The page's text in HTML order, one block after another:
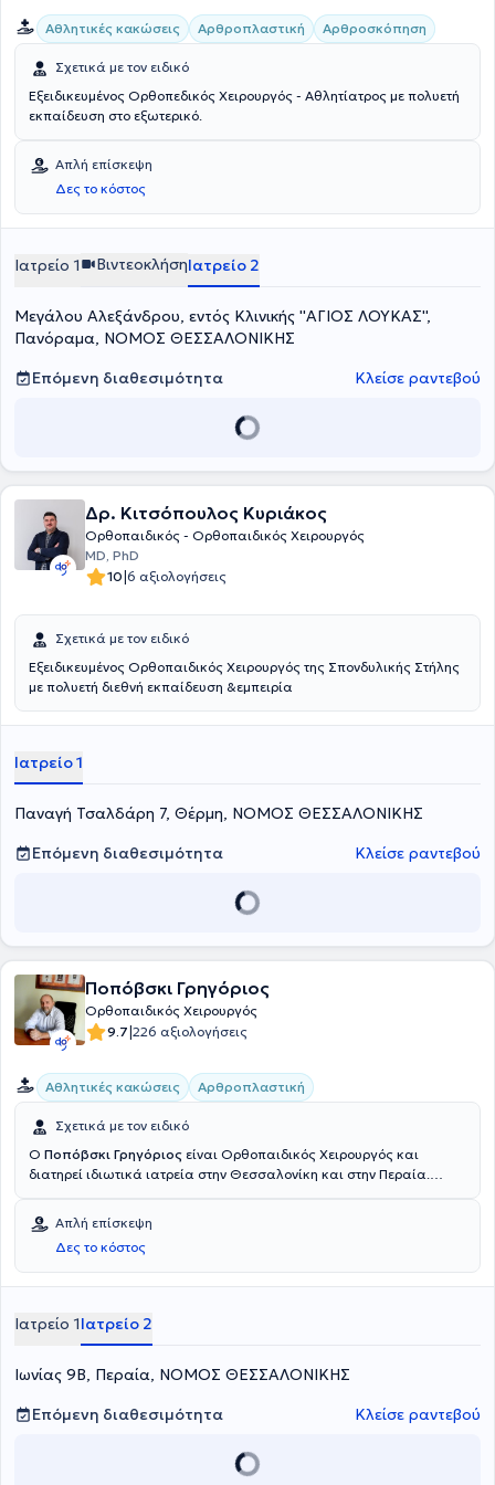
Αθλητικές κακώσεις Αρθροπλαστική Αρθροσκόπηση
Σχετικά με τον ειδικό
Εξειδικευμένος Ορθοπεδικός Χειρουργός - Αθλητίατρος με πολυετή
εκπαίδευση στο εξωτερικό.
Απλή επίσκεψη
Δες το κόστος
Ιατρείο 1 ΒιντεοκλήσηΙατρείο 2
Μεγάλου Αλεξάνδρου, εντός Κλινικής ''ΑΓΙΟΣ ΛΟΥΚΑΣ'',
Πανόραμα, ΝΟΜΟΣ ΘΕΣΣΑΛΟΝΙΚΗΣ
Επόμενη διαθεσιμότητα
Κλείσε ραντεβού
Δρ. Κιτσόπουλος Κυριάκος
Ορθοπαιδικός - Ορθοπαιδικός Χειρουργός
MD, PhD
10|6 αξιολογήσεις
Σχετικά με τον ειδικό
Εξειδικευμένος Ορθοπαιδικός Χειρουργός της Σπονδυλικής Στήλης
με πολυετή διεθνή εκπαίδευση &εμπειρία
Ιατρείο 1
Παναγή Τσαλδάρη 7, Θέρμη, ΝΟΜΟΣ ΘΕΣΣΑΛΟΝΙΚΗΣ
Επόμενη διαθεσιμότητα
Κλείσε ραντεβού
Ποπόβσκι Γρηγόριος
Ορθοπαιδικός Χειρουργός
9.7|226 αξιολογήσεις
Αθλητικές κακώσεις Αρθροπλαστική
Σχετικά με τον ειδικό
Ο Ποπόβσκι Γρηγόριος είναι Ορθοπαιδικός Χειρουργός και
διατηρεί ιδιωτικά ιατρεία στην Θεσσαλονίκη και στην Περαία.
Κροατία και εξειδικεύτηκε στις Αθλητικές Κακώσεις στο Γενικό
Νοσοκομείο Θεσσαλονίκης “Άγιος Σάββας” και στη Σπονδυλική
Στήλη, στο Πανεπιστημιακό Γενικό Νοσοκομείο Θεσσαλονίκης
ΑΧΕΠΑ. Έχει εργαστεί ως Ορθοπαιδικός στο Τμήμα Ορθοπαιδικής
συνεργάζεται με την Κλινική “Άγιος Λουκάς”, το Διαβαλκανικό
Κέντρο και τη Βιοκλινική Θεσσαλονίκης. Τέλος, είναι μέλος του
Απλή επίσκεψη
Δες το κόστος
Ιατρείο 1Ιατρείο 2
Ιωνίας 9Β, Περαία, ΝΟΜΟΣ ΘΕΣΣΑΛΟΝΙΚΗΣ
Επόμενη διαθεσιμότητα
Κλείσε ραντεβού